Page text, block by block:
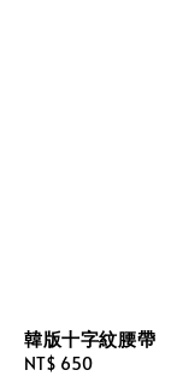
韓版十字紋腰帶
Regular
NT$ 650